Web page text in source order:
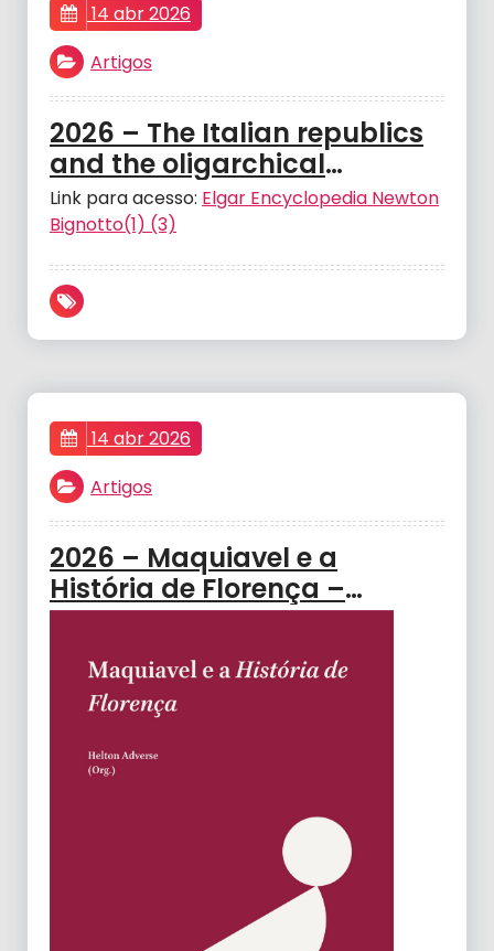
14 abr 2026
Artigos
2026 – The Italian republics
and the oligarchical
representative government.
In Elgar Encyclopedia of
political representation –
BIGNOTTO Newton
Link para acesso: Elgar Encyclopedia Newton
Bignotto(1) (3)
14 abr 2026
Artigos
2026 – Maquiavel e a
História de Florença –
ADVERSE, Helton